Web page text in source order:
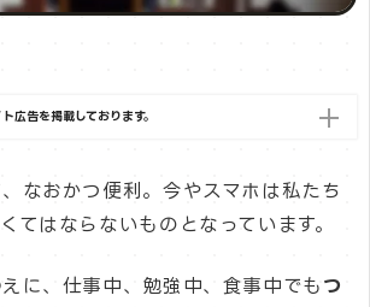
広告を掲載しております。
なおかつ便利。今やスマホは私たち
てはならないものとなっています。
に、仕事中、勉強中、食事中でも つ